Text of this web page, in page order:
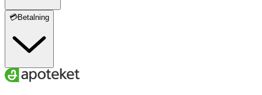
💳Betalning